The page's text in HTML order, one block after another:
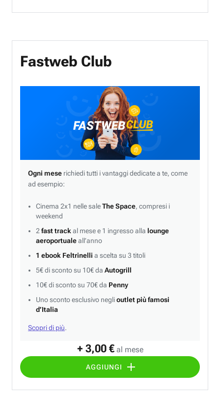
Fastweb Club
+ 3,00 € al mese
AGGIUNGI
Ogni mese richiedi tutti i vantaggi dedicate a te, come
ad esempio:
Cinema 2x1 nelle saleThe Space, compresi i
weekend
2 fast track al mese e 1 ingresso alla lounge
aeroportualeall’anno
1 ebook Feltrinelli a scelta su 3 titoli
5€ di sconto su 10€ da Autogrill
10€ di sconto su 70€ da Penny
Uno sconto esclusivo neglioutlet più famosi
d’Italia
Scopri di più.